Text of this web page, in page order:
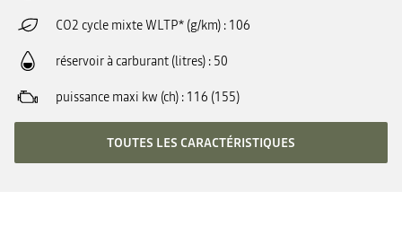
CO2 cycle mixte WLTP* (g/km) 106
réservoir à carburant (litres) 50
puissance maxi kw (ch) 116 (155)
TOUTES LES CARACTÉRISTIQUES